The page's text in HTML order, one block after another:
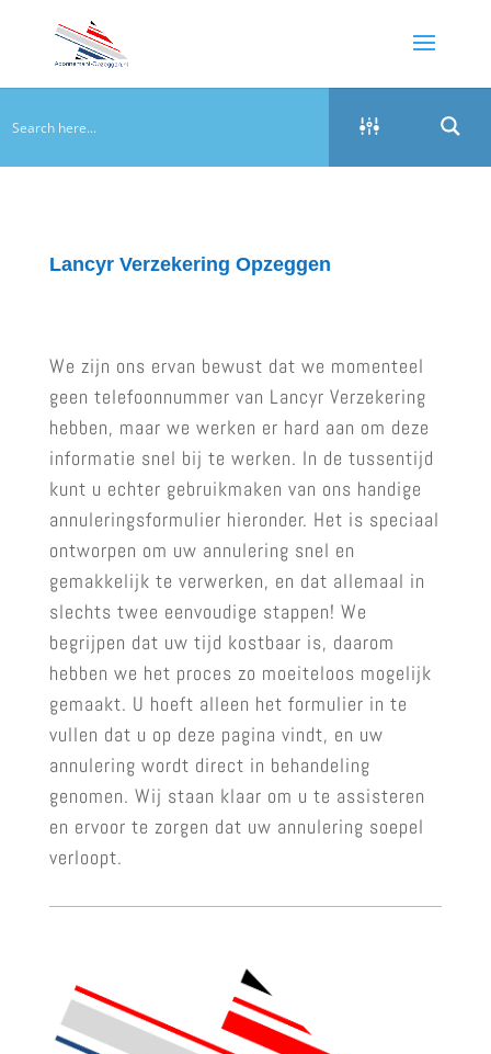
Lancyr Verzekering Opzeggen
We zijn ons ervan bewust dat we momenteel
geen telefoonnummer van Lancyr Verzekering
hebben, maar we werken er hard aan om deze
informatie snel bij te werken. In de tussentijd
kunt u echter gebruikmaken van ons handige
annuleringsformulier hieronder. Het is speciaal
ontworpen om uw annulering snel en
gemakkelijk te verwerken, en dat allemaal in
slechts twee eenvoudige stappen! We
begrijpen dat uw tijd kostbaar is, daarom
hebben we het proces zo moeiteloos mogelijk
gemaakt. U hoeft alleen het formulier in te
vullen dat u op deze pagina vindt, en uw
annulering wordt direct in behandeling
genomen. Wij staan klaar om u te assisteren
en ervoor te zorgen dat uw annulering soepel
verloopt.